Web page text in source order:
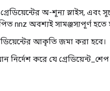
অ-শূন্য স্লাইস,
nnz অবশ্যই সামঞ্জস্যপূর্ণ হতে
আকৃতি জমা করা হবে।
নির্দেশ করে যে